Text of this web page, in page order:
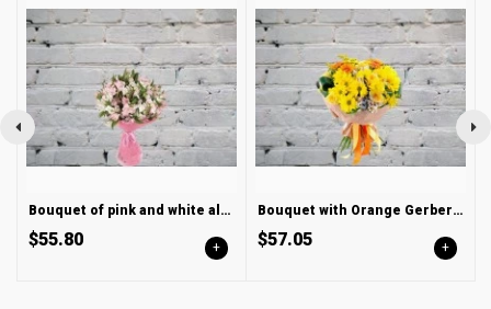
Bouquet of pink and white alstroemeria
$55.80 +
Bouquet with Orange Gerbera and Chrysanthemum
$57.05 +